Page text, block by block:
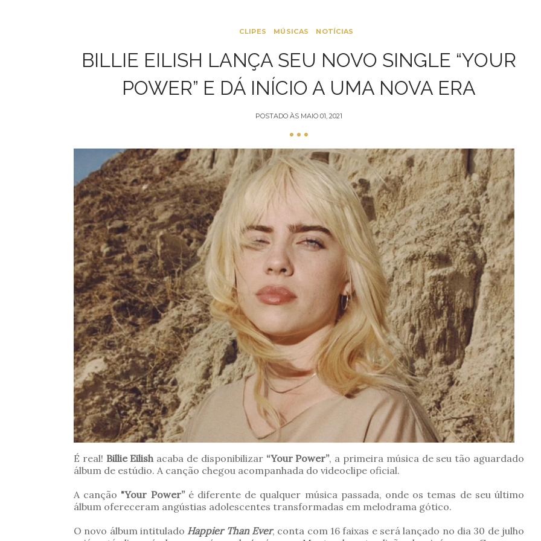
CLIPES MÚSICAS NOTÍCIAS
BILLIE EILISH LANÇA SEU NOVO SINGLE “YOUR
POWER” E DÁ INÍCIO A UMA NOVA ERA
POSTADO ÀS MAIO 01, 2021
É real! Billie Eilishacaba de disponibilizar “Your Power”, a primeira música de seu tão aguardado
álbum de estúdio. A canção chegou acompanhada do videoclipe oficial.
A canção "Your Power”é diferente de qualquer música passada, onde os temas de seu último
álbum ofereceram angústias adolescentes transformadas em melodrama gótico.
O novo álbum intitulado Happier Than Ever, conta com 16 faixas e será lançado no dia 30 de julho